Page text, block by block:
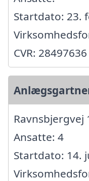
Startdato: 23.
CVR: 28497636
Ravnsbjergvej
Ansatte: 4
Startdato: 14.